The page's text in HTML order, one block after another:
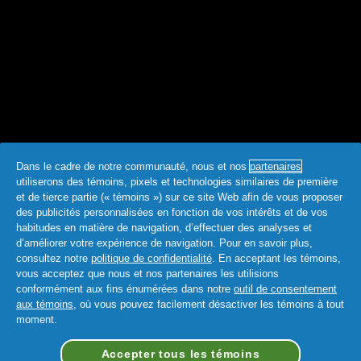
Dans le cadre de notre communauté, nous et nos partenaires
utiliserons des témoins, pixels et technologies similaires de première
et de tierce partie (« témoins ») sur ce site Web afin de vous proposer
des publicités personnalisées en fonction de vos intérêts et de vos
habitudes en matière de navigation, d’effectuer des analyses et
d’améliorer votre expérience de navigation. Pour en savoir plus,
consultez notre politique de confidentialité . En acceptant les témoins,
vous acceptez que nous et nos partenaires les utilisions
conformément aux fins énumérées dans notre outil de consentement
aux témoins , où vous pouvez facilement désactiver les témoins à tout
moment.
Accepter tous les témoins